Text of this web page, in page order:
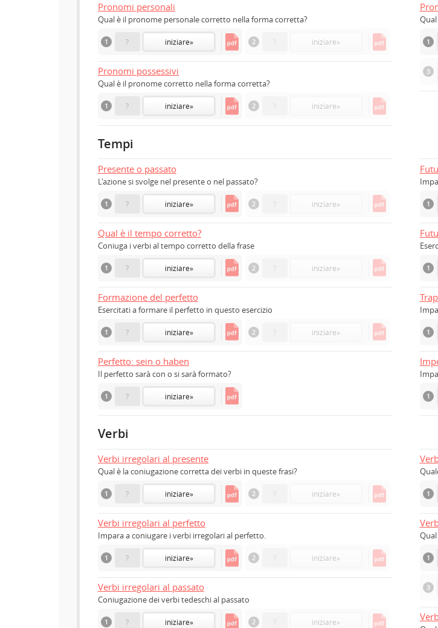
Pronomi personali
Qual è il pronome personale corretto nella forma corretta?
1 ? iniziare» 2 ? iniziare»
Pronomi possessivi
Qual è il pronome corretto nella forma corretta?
1 ? iniziare» 2 ? iniziare»
1
3
Tempi
Presente o passato
L'azione si svolge nel presente o nel passato?
1 ? iniziare» 2 ? iniziare»
Qual è il tempo corretto?
Coniuga i verbi al tempo corretto della frase
1 ? iniziare» 2 ? iniziare»
Formazione del perfetto
Esercitati a formare il perfetto in questo esercizio
1 ? iniziare» 2 ? iniziare»
Perfetto: sein o haben
Il perfetto sarà con o si sarà formato?
1 ? iniziare»
1
1
1
1
Verbi
Verbi irregolari al presente
Qual è la coniugazione corretta dei verbi in queste frasi?
1 ? iniziare» 2 ? iniziare»
Verbi irregolari al perfetto
Impara a coniugare i verbi irregolari al perfetto.
1 ? iniziare» 2 ? iniziare»
Verbi irregolari al passato
Coniugazione dei verbi tedeschi al passato
1 ? iniziare» 2 ? iniziare»
1
1
3